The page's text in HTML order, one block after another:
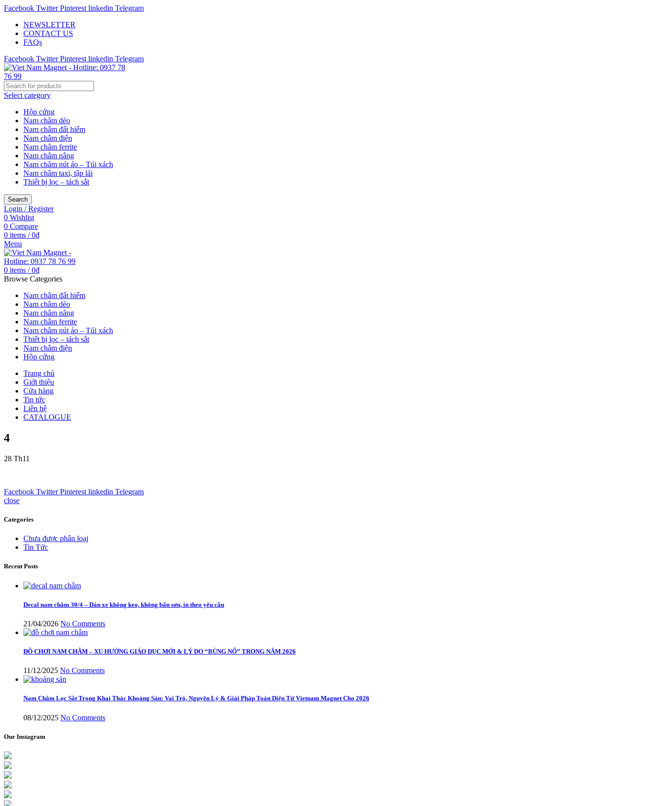
Facebook Twitter Pinterest linkedin Telegram
NEWSLETTER
CONTACT US
FAQs
Facebook Twitter Pinterest linkedin Telegram
Select category
Hộp cứng
Nam châm dẻo
Nam châm đất hiếm
Nam châm điện
Nam châm ferrite
Nam châm nâng
Nam châm nút áo – Túi xách
Nam châm taxi, tập lái
Thiết bị lọc – tách sắt
Search
Login / Register
0 Wishlist
0 Compare
0 items / 0₫
Menu
0 items / 0₫
Browse Categories
Nam châm đất hiếm
Nam châm dẻo
Nam châm nâng
Nam châm ferrite
Nam châm nút áo – Túi xách
Thiết bị lọc – tách sắt
Nam châm điện
Hộp cứng
Trang chủ
Giới thiệu
Cửa hàng
Tin tức
Liên hệ
CATALOGUE
4
28 Th11
Facebook Twitter Pinterest linkedin Telegram
close
Categories
Chưa được phân loại
Tin Tức
Recent Posts
Decal nam châm 30/4 – Dán xe không keo, không bẩn sơn, in theo yêu cầu
21/04/2026 No Comments
ĐỒ CHƠI NAM CHÂM – XU HƯỚNG GIÁO DỤC MỚI & LÝ DO “BÙNG NỔ” TRONG NĂM 2026
11/12/2025 No Comments
Nam Châm Lọc Sắt Trong Khai Thác Khoáng Sản: Vai Trò, Nguyên Lý & Giải Pháp Toàn Diện Từ Vietnam Magnet Cho 2026
08/12/2025 No Comments
Our Instagram